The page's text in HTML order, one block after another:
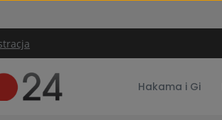
Hakama i Gi